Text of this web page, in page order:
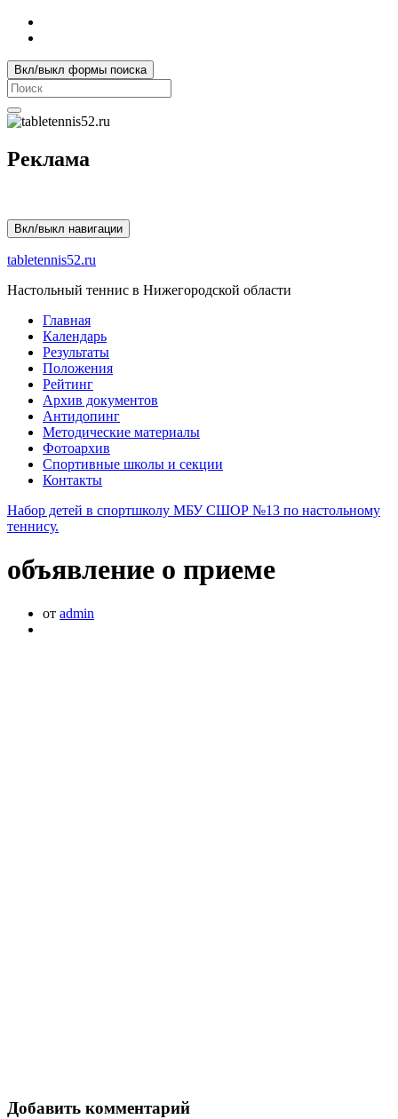
Вкл/выкл формы поиска
Search
for:
Реклама
Вкл/выкл навигации
tabletennis52.ru
Настольный теннис в Нижегородской области
Главная
Календарь
Результаты
Положения
Рейтинг
Архив документов
Антидопинг
Методические материалы
Фотоархив
Спортивные школы и секции
Контакты
Набор детей в спортшколу МБУ СШОР №13 по настольному
теннису.
объявление о приеме
от admin
Добавить комментарий